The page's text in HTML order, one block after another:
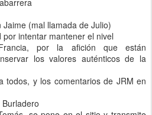
(mal llamada de Julio)
intentar mantener el nivel
por la afición que están
los valores auténticos de la
y los comentarios de JRM en